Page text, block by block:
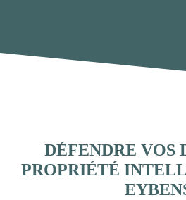
DÉFENDRE VOS
PROPRIÉTÉ